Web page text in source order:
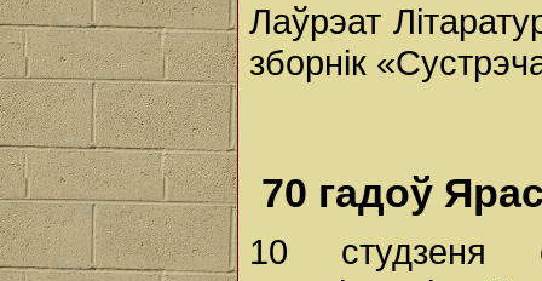
Лаўрэат
зборнік
70 гадоў
10 студзеня